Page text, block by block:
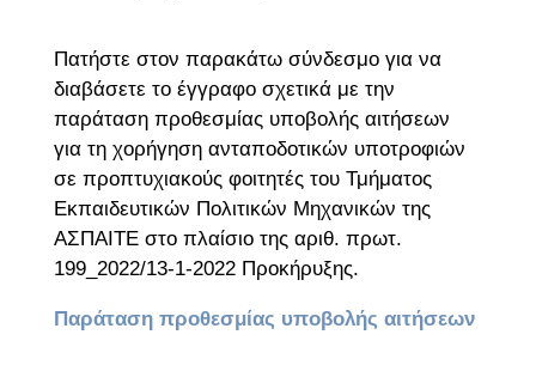
Πατήστε στον παρακάτω σύνδεσμο για να
διαβάσετε το έγγραφο σχετικά με την
παράταση προθεσμίας υποβολής αιτήσεων
για τη χορήγηση ανταποδοτικών υποτροφιών
σε προπτυχιακούς φοιτητές του Τμήματος
Εκπαιδευτικών Πολιτικών Μηχανικών της
ΑΣΠΑΙΤΕ στο πλαίσιο της αριθ. πρωτ.
199_2022/13-1-2022 Προκήρυξης.
Παράταση προθεσμίας υποβολής αιτήσεων